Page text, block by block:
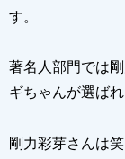
す。
著名人部門では
ギちゃんが選ばれ
剛力彩芽さんは